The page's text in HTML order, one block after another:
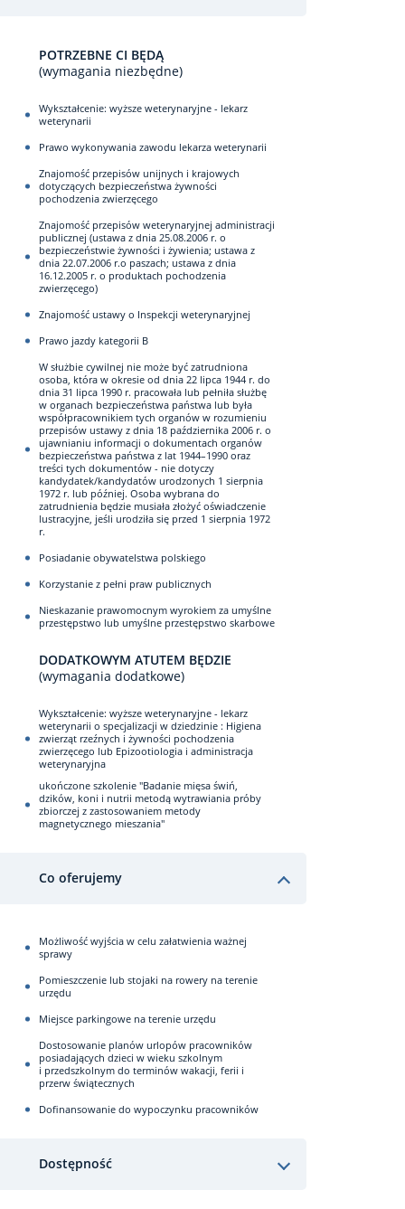
POTRZEBNE CI BĘDĄ
(wymagania niezbędne)
Wykształcenie: wyższe weterynaryjne - lekarz
weterynarii
Prawo wykonywania zawodu lekarza weterynarii
Znajomość przepisów unijnych i krajowych
dotyczących bezpieczeństwa żywności
pochodzenia zwierzęcego
Znajomość przepisów weterynaryjnej administracji
publicznej (ustawa z dnia 25.08.2006 r. o
bezpieczeństwie żywności i żywienia; ustawa z
dnia 22.07.2006 r.o paszach; ustawa z dnia
16.12.2005 r. o produktach pochodzenia
zwierzęcego)
Znajomość ustawy o Inspekcji weterynaryjnej
Prawo jazdy kategorii B
W służbie cywilnej nie może być zatrudniona
osoba, która w okresie od dnia 22 lipca 1944 r. do
dnia 31 lipca 1990 r. pracowała lub pełniła służbę
w organach bezpieczeństwa państwa lub była
współpracownikiem tych organów w rozumieniu
przepisów ustawy z dnia 18 października 2006 r. o
ujawnianiu informacji o dokumentach organów
bezpieczeństwa państwa z lat 1944–1990 oraz
treści tych dokumentów - nie dotyczy
kandydatek/kandydatów urodzonych 1 sierpnia
1972 r. lub później. Osoba wybrana do
zatrudnienia będzie musiała złożyć oświadczenie
lustracyjne, jeśli urodziła się przed 1 sierpnia 1972
r.
Posiadanie obywatelstwa polskiego
Korzystanie z pełni praw publicznych
Nieskazanie prawomocnym wyrokiem za umyślne
przestępstwo lub umyślne przestępstwo skarbowe
DODATKOWYM ATUTEM BĘDZIE
(wymagania dodatkowe)
Wykształcenie: wyższe weterynaryjne - lekarz
weterynarii o specjalizacji w dziedzinie : Higiena
zwierząt rzeźnych i żywności pochodzenia
zwierzęcego lub Epizootiologia i administracja
weterynaryjna
ukończone szkolenie "Badanie mięsa świń,
dzików, koni i nutrii metodą wytrawiania próby
zbiorczej z zastosowaniem metody
magnetycznego mieszania"
Co oferujemy
Możliwość wyjścia w celu załatwienia ważnej
sprawy
Pomieszczenie lub stojaki na rowery na terenie
urzędu
Miejsce parkingowe na terenie urzędu
Dostosowanie planów urlopów pracowników
posiadających dzieci w wieku szkolnym
i przedszkolnym do terminów wakacji, ferii i
przerw świątecznych
Dofinansowanie do wypoczynku pracowników
Dostępność